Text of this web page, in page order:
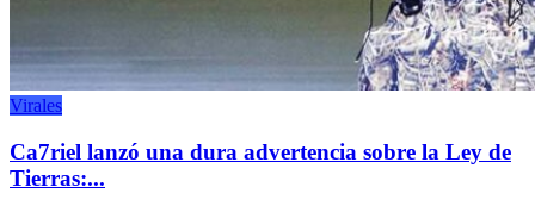
Virales
Ca7riel lanzó una dura advertencia sobre la Ley de
Tierras:...